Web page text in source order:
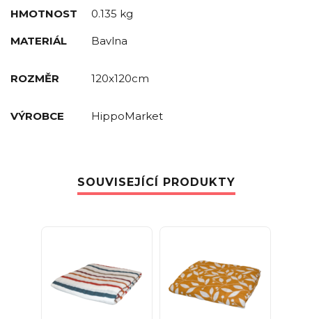
HMOTNOST 0.135 kg
MATERIÁL Bavlna
ROZMĚR 120x120cm
VÝROBCE HippoMarket
SOUVISEJÍCÍ PRODUKTY